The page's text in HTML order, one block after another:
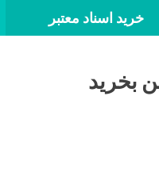
خرید اسناد معتبر
بخرید